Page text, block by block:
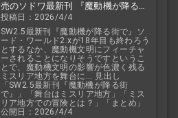
売のソドワ最新刊 『魔動機が降る街
で』 紹介・予想・考察！
投稿日：2026/4/4
SW2.5最新刊『魔動機が降る街で』ソ
ード・ワールド2.xが18年目も終わろう
とするなか、魔動機文明にフィーチャ
ーされることになりそうですというこ
とで、魔動機文明の影響が色濃く残る
ミスリア地方を舞台に... 見出し
「SW2.5最新刊『魔動機が降る街
で』」「舞台はミスリア地方」「ミス
リア地方での冒険とは？」「まとめ」
公開日：2026/4/4